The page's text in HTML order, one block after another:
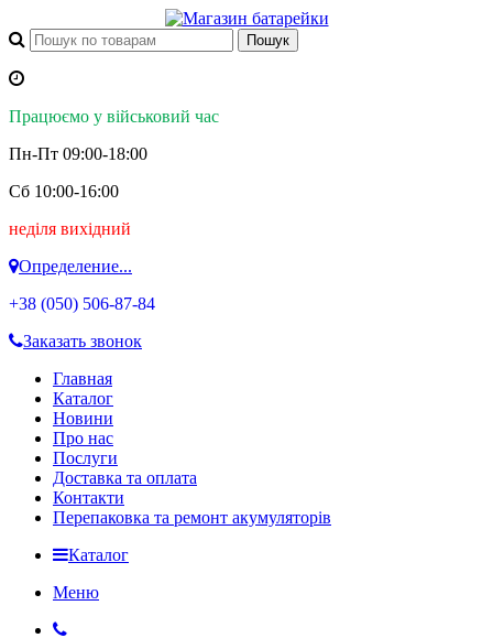
Працюємо у військовий час
Пн-Пт 09:00-18:00
Сб 10:00-16:00
неділя вихідний
Определение...
+38 (050) 506-87-84
Заказать звонок
Главная
Каталог
Новини
Про нас
Послуги
Доставка та оплата
Контакти
Перепаковка та ремонт акумуляторів
Каталог
Меню